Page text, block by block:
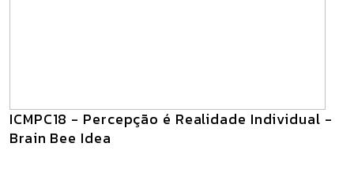
ICMPC18 - Percepção é Realidade Individual -
Brain Bee Idea